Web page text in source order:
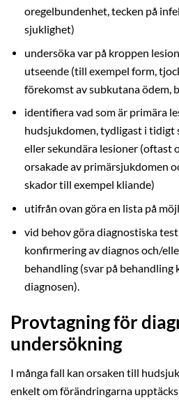
oregelbundenhet, tecken på
sjuklighet)
undersöka var på kroppen
utseende (till exempel form,
förekomst av subkutana ödem,
identifiera vad som är primära
hudsjukdomen, tydligast i tidigt
eller sekundära lesioner (oftast
orsakade av primärsjukdomen
skador till exempel kliande)
utifrån ovan göra en lista på
vid behov göra diagnostiska
konfirmering av diagnos och/
behandling (svar på behandling
diagnosen).
Provtagning för
undersökning
I många fall kan orsaken till
enkelt om förändringarna